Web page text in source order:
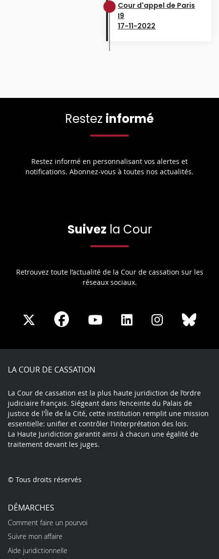
Cour d'appel de Paris
I9
17-11-2022
Restez informé
Restez informé en personnalisant vos alertes et
notifications. Abonnez-vous à toutes nos actualités.
Suivez la Cour
Retrouvez toute l’actualité de la Cour de cassation sur les
réseaux sociaux.
Share
X
Share
Facebook
Share
Youtube
Share
LinkedIn
Share
Instagram
LA COUR DE CASSATION
La Cour de cassation est la plus haute juridiction de l’ordre
judiciaire français. Siégeant dans l’enceinte du Palais de
justice de l'Île de la Cité, cette institution remplit une mission
essentielle: unifier et contrôler l'interprétation des lois.
La Haute Juridiction garantit ainsi à chacun une égalité de
traitement devant les juges.
© Tous droits réservés
DÉMARCHES
Comment faire un pourvoi
Suivre mon affaire
Aide juridictionnelle